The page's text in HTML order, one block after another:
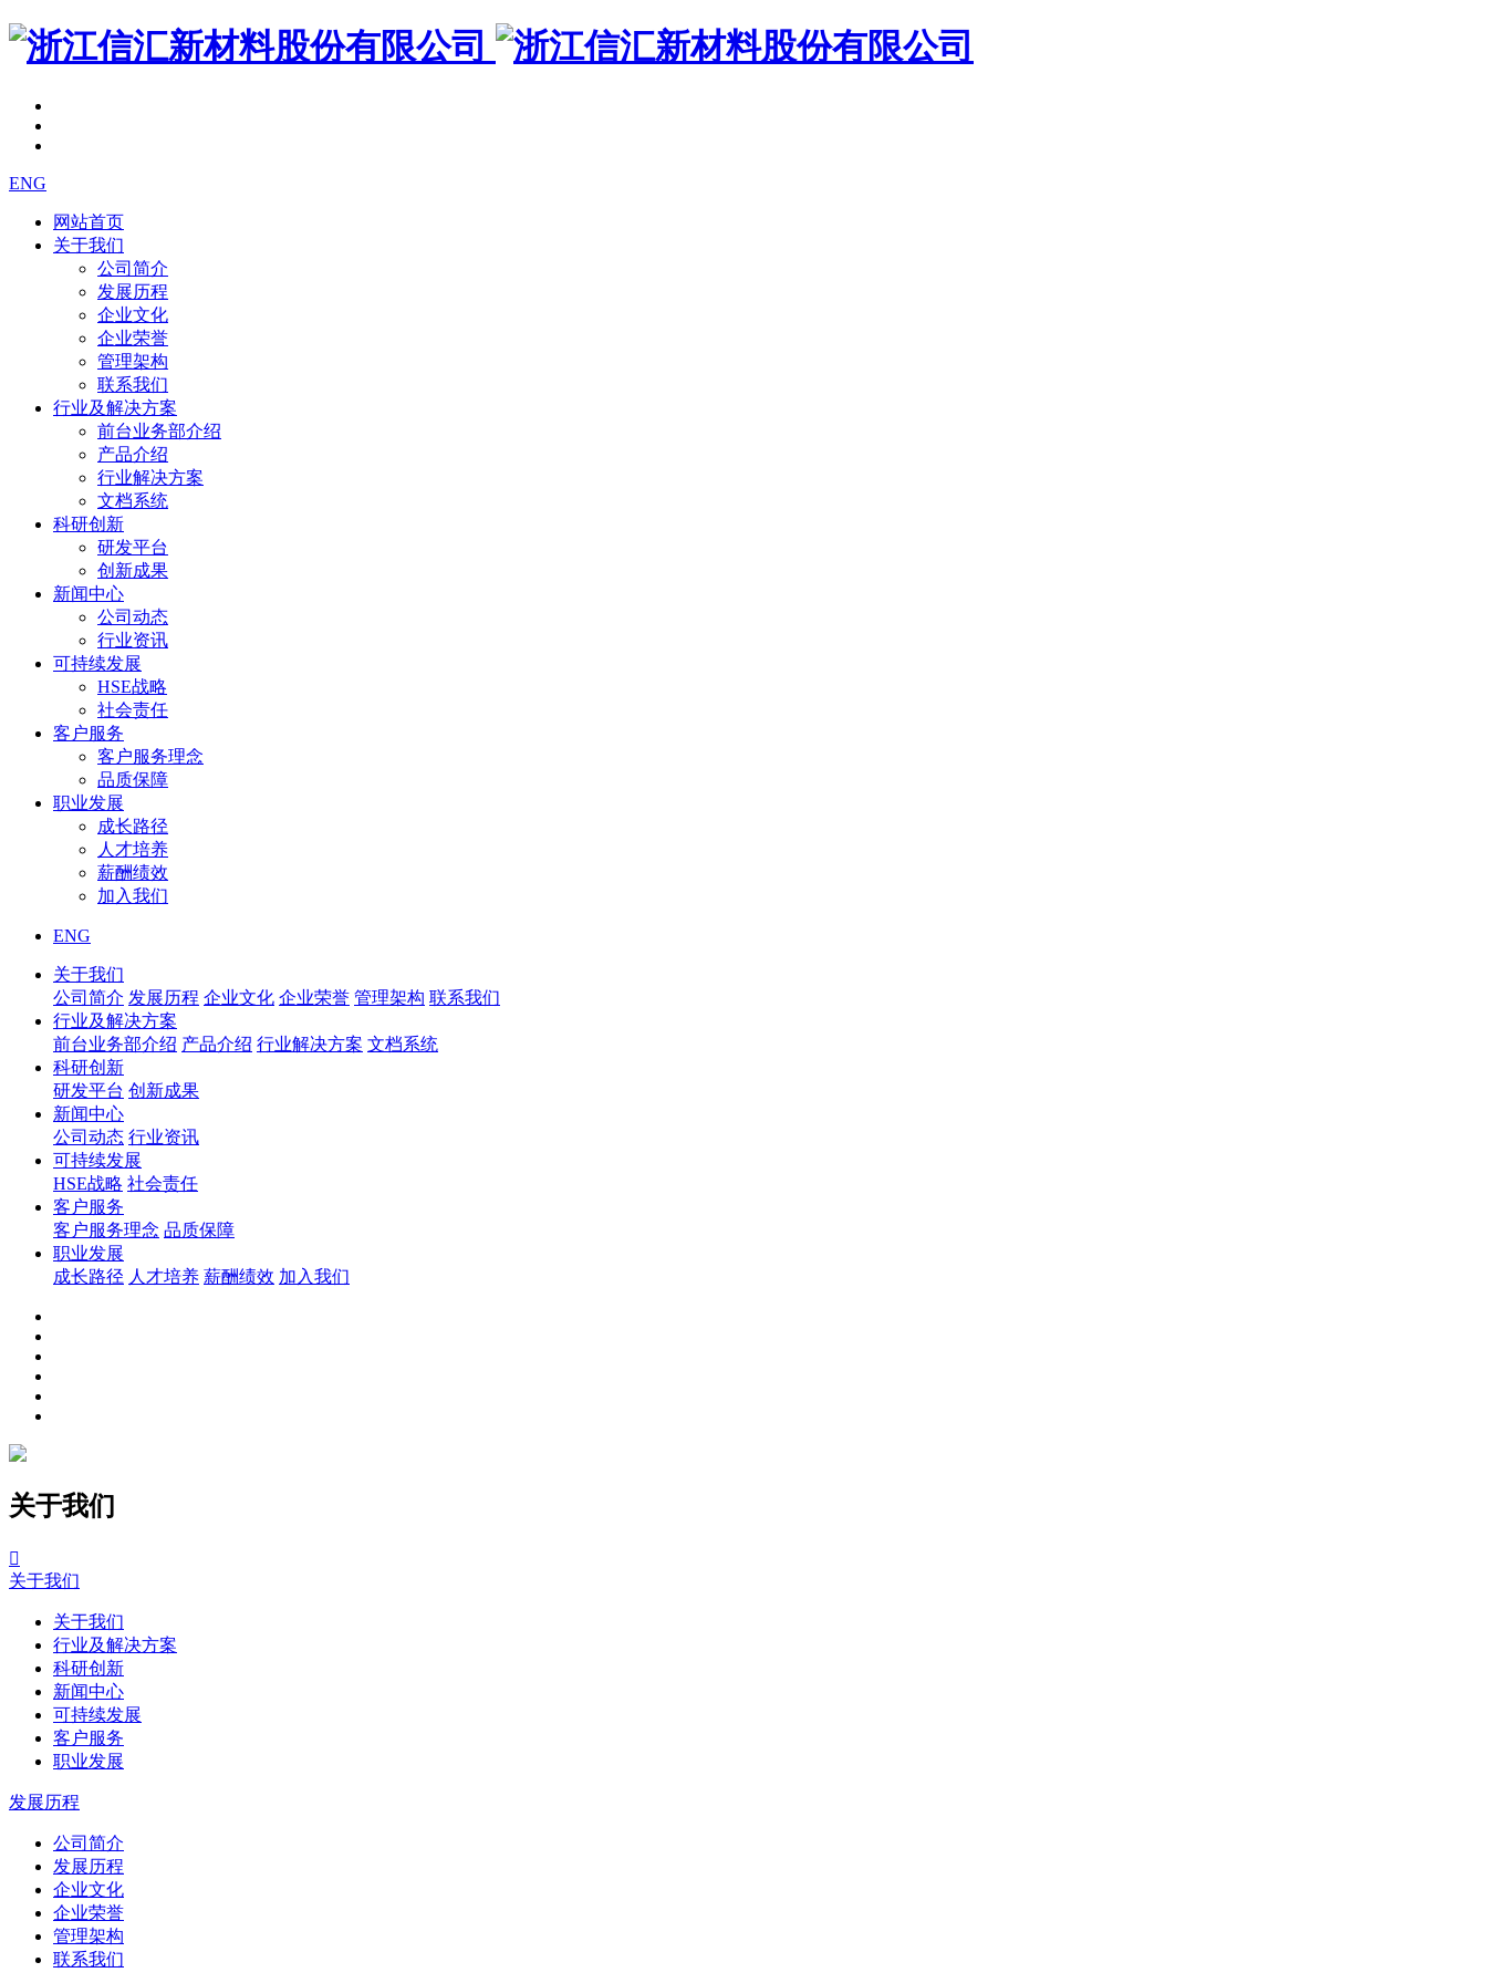
ENG
网站首页
关于我们
公司简介
发展历程
企业文化
企业荣誉
管理架构
联系我们
行业及解决方案
前台业务部介绍
产品介绍
行业解决方案
文档系统
科研创新
研发平台
创新成果
新闻中心
公司动态
行业资讯
可持续发展
HSE战略
社会责任
客户服务
客户服务理念
品质保障
职业发展
成长路径
人才培养
薪酬绩效
加入我们
ENG
关于我们
公司简介 发展历程 企业文化 企业荣誉 管理架构 联系我们
行业及解决方案
前台业务部介绍 产品介绍 行业解决方案 文档系统
科研创新
研发平台 创新成果
新闻中心
公司动态 行业资讯
可持续发展
HSE战略 社会责任
客户服务
客户服务理念 品质保障
职业发展
成长路径 人才培养 薪酬绩效 加入我们
关于我们

关于我们
关于我们
行业及解决方案
科研创新
新闻中心
可持续发展
客户服务
职业发展
发展历程
公司简介
发展历程
企业文化
企业荣誉
管理架构
联系我们